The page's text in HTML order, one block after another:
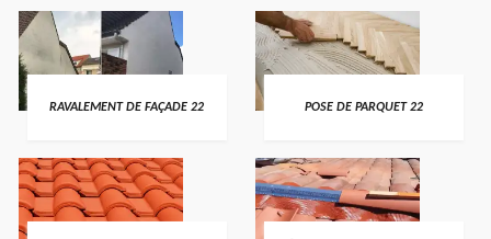
RAVALEMENT DE FAÇADE 22 POSE DE PARQUET 22